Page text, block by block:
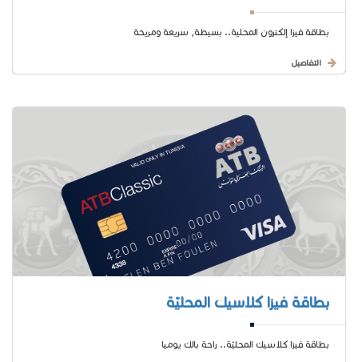
بطاقة فيزا إلكترون المحلية.. بسيطة, سريعة ومريحة
التفاصيل
بطاقة فيزا كلاسيك المحليّة
بطاقة فيزا كلاسيك المحليّة.. راحة بالك يوميا